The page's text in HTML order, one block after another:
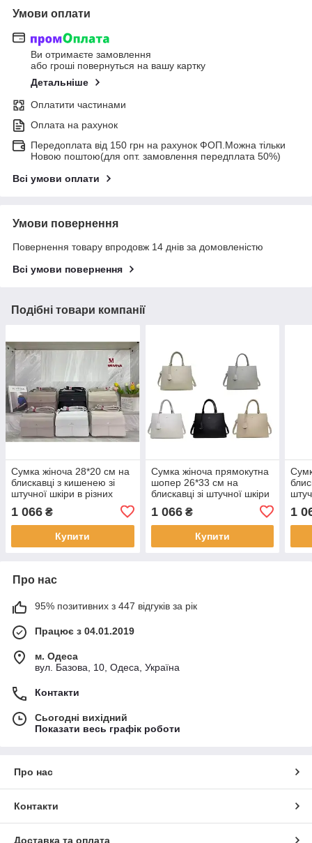
Умови оплати
Ви отримаєте замовлення
або гроші повернуться на вашу картку
Детальніше
Оплатити частинами
Оплата на рахунок
Передоплата від 150 грн на рахунок ФОП.Можна тільки
Новою поштою(для опт. замовлення передплата 50%)
Всі умови оплати
Умови повернення
Повернення товару впродовж 14 днів за домовленістю
Всі умови повернення
Подібні товари компанії
Сумка жіноча 28*20 см на
блискавці з кишенею зі
штучної шкіри в різних
1 066 ₴
Купити
Сумка жіноча прямокутна
шопер 26*33 см на
блискавці зі штучної шкіри
1 066₴
Купити
1
Про нас
95% позитивних з 447 відгуків за рік
Працює з 04.01.2019
м. Одеса
вул. Базова, 10, Одеса, Україна
Контакти
Сьогодні вихідний
Показати весь графік роботи
Про нас
Контакти
Доставка та оплата